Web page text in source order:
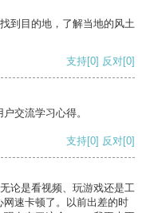
到目的地，了解当地的风土
支持[0] 反对[0]
交流学习心得。
支持[0] 反对[0]
论是看视频、玩游戏还是工
速卡顿了。以前出差的时